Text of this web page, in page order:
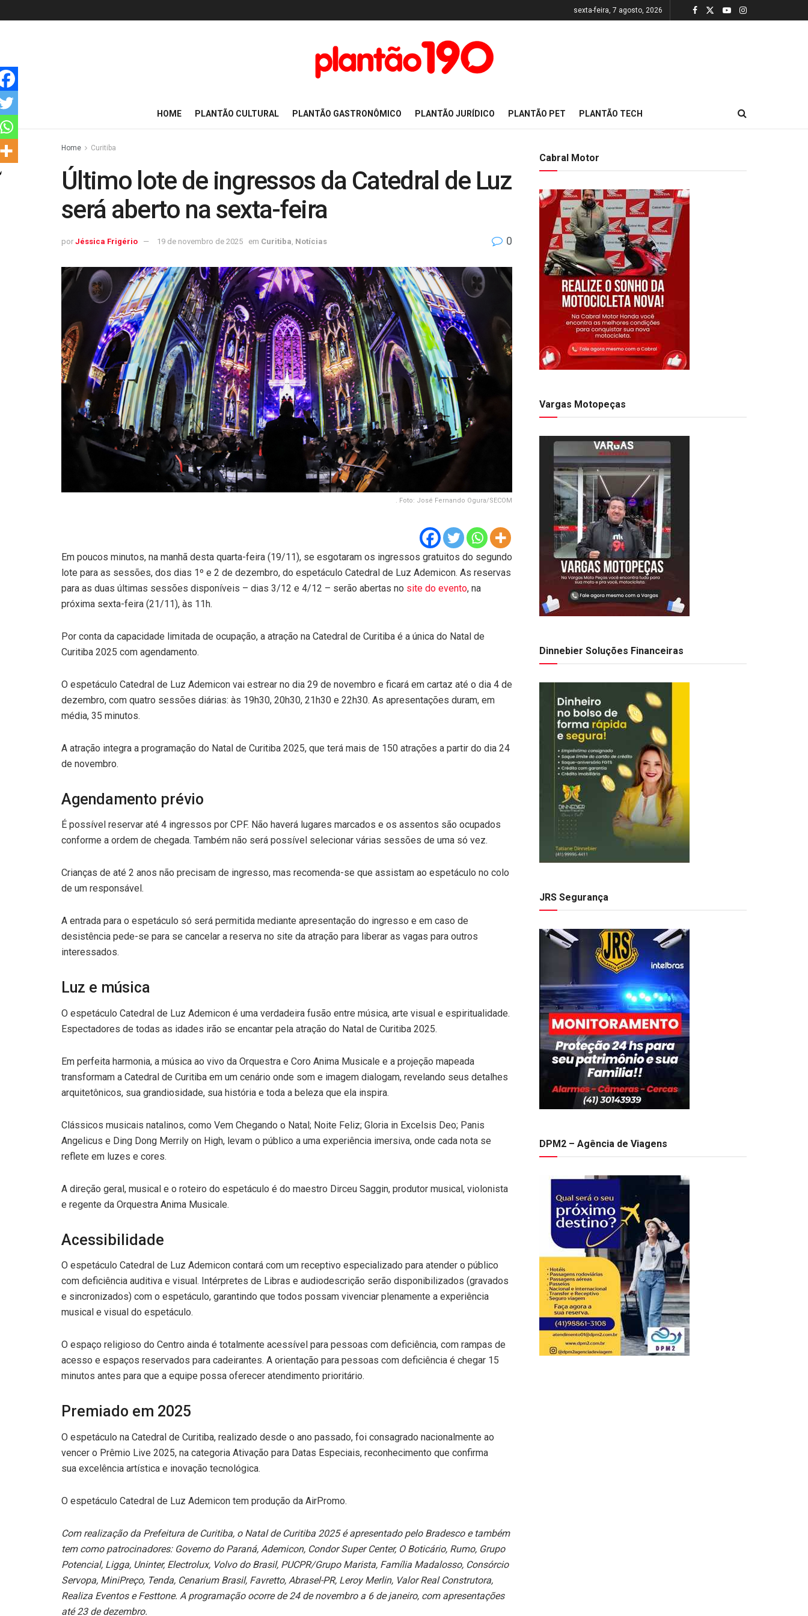
sexta-feira, 7 agosto, 2026
HOME PLANTÃO CULTURAL PLANTÃO GASTRONÔMICO PLANTÃO JURÍDICO PLANTÃO PET PLANTÃO TECH
Home Curitiba
Último lote de ingressos da Catedral de Luz
será aberto na sexta-feira
por Jéssica Frigério 19 de novembro de 2025 em Curitiba Notícias 0
. Foto: José Fernando Ogura/SECOM
Em poucos minutos, na manhã desta quarta-feira (19/11), se esgotaram os ingressos gratuitos do segundo
lote para as sessões, dos dias 1º e 2 de dezembro, do espetáculo Catedral de Luz Ademicon. As reservas
para as duas últimas sessões disponíveis – dias 3/12 e 4/12 – serão abertas no site do evento, na
próxima sexta-feira (21/11), às 11h.
Por conta da capacidade limitada de ocupação, a atração na Catedral de Curitiba é a única do Natal de
Curitiba 2025 com agendamento.
O espetáculo Catedral de Luz Ademicon vai estrear no dia 29 de novembro e ficará em cartaz até o dia 4 de
dezembro, com quatro sessões diárias: às 19h30, 20h30, 21h30 e 22h30. As apresentações duram, em
média, 35 minutos.
A atração integra a programação do Natal de Curitiba 2025, que terá mais de 150 atrações a partir do dia 24
de novembro.
Agendamento prévio
É possível reservar até 4 ingressos por CPF. Não haverá lugares marcados e os assentos são ocupados
conforme a ordem de chegada. Também não será possível selecionar várias sessões de uma só vez.
Crianças de até 2 anos não precisam de ingresso, mas recomenda-se que assistam ao espetáculo no colo
de um responsável.
A entrada para o espetáculo só será permitida mediante apresentação do ingresso e em caso de
desistência pede-se para se cancelar a reserva no site da atração para liberar as vagas para outros
interessados.
Luz e música
O espetáculo Catedral de Luz Ademicon é uma verdadeira fusão entre música, arte visual e espiritualidade.
Espectadores de todas as idades irão se encantar pela atração do Natal de Curitiba 2025.
Em perfeita harmonia, a música ao vivo da Orquestra e Coro Anima Musicale e a projeção mapeada
transformam a Catedral de Curitiba em um cenário onde som e imagem dialogam, revelando seus detalhes
arquitetônicos, sua grandiosidade, sua história e toda a beleza que ela inspira.
Clássicos musicais natalinos, como Vem Chegando o Natal; Noite Feliz; Gloria in Excelsis Deo; Panis
Angelicus e Ding Dong Merrily on High, levam o público a uma experiência imersiva, onde cada nota se
reflete em luzes e cores.
A direção geral, musical e o roteiro do espetáculo é do maestro Dirceu Saggin, produtor musical, violonista
e regente da Orquestra Anima Musicale.
Acessibilidade
O espetáculo Catedral de Luz Ademicon contará com um receptivo especializado para atender o público
com deficiência auditiva e visual. Intérpretes de Libras e audiodescrição serão disponibilizados (gravados
e sincronizados) com o espetáculo, garantindo que todos possam vivenciar plenamente a experiência
musical e visual do espetáculo.
O espaço religioso do Centro ainda é totalmente acessível para pessoas com deficiência, com rampas de
acesso e espaços reservados para cadeirantes. A orientação para pessoas com deficiência é chegar 15
minutos antes para que a equipe possa oferecer atendimento prioritário.
Premiado em 2025
O espetáculo na Catedral de Curitiba, realizado desde o ano passado, foi consagrado nacionalmente ao
vencer o Prêmio Live 2025, na categoria Ativação para Datas Especiais, reconhecimento que confirma
sua excelência artística e inovação tecnológica.
O espetáculo Catedral de Luz Ademicon tem produção da AirPromo.
Com realização da Prefeitura de Curitiba, o Natal de Curitiba 2025 é apresentado pelo Bradesco e também
tem como patrocinadores: Governo do Paraná, Ademicon, Condor Super Center, O Boticário, Rumo, Grupo
Potencial, Ligga, Uninter, Electrolux, Volvo do Brasil, PUCPR/Grupo Marista, Família Madalosso, Consórcio
Servopa, MiniPreço, Tenda, Cenarium Brasil, Favretto, Abrasel-PR, Leroy Merlin, Valor Real Construtora,
Realiza Eventos e Festtone. A programação ocorre de 24 de novembro a 6 de janeiro, com apresentações
até 23 de dezembro.
Cabral Motor
Vargas Motopeças
Dinnebier Soluções Financeiras
JRS Segurança
DPM2 – Agência de Viagens